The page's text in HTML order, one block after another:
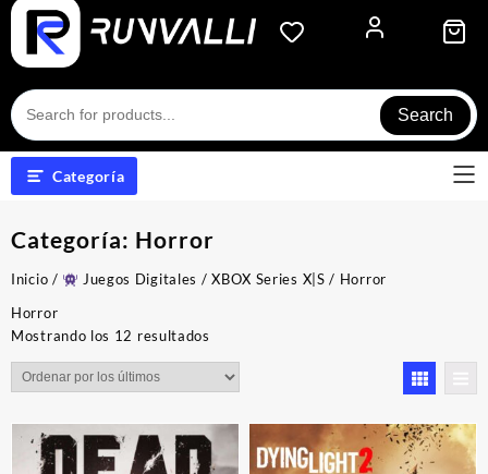
Search
Categoría
Categoría: Horror
Inicio / Juegos Digitales /XBOX Series X|S / Horror
Horror
Mostrando los 12 resultados
por
los